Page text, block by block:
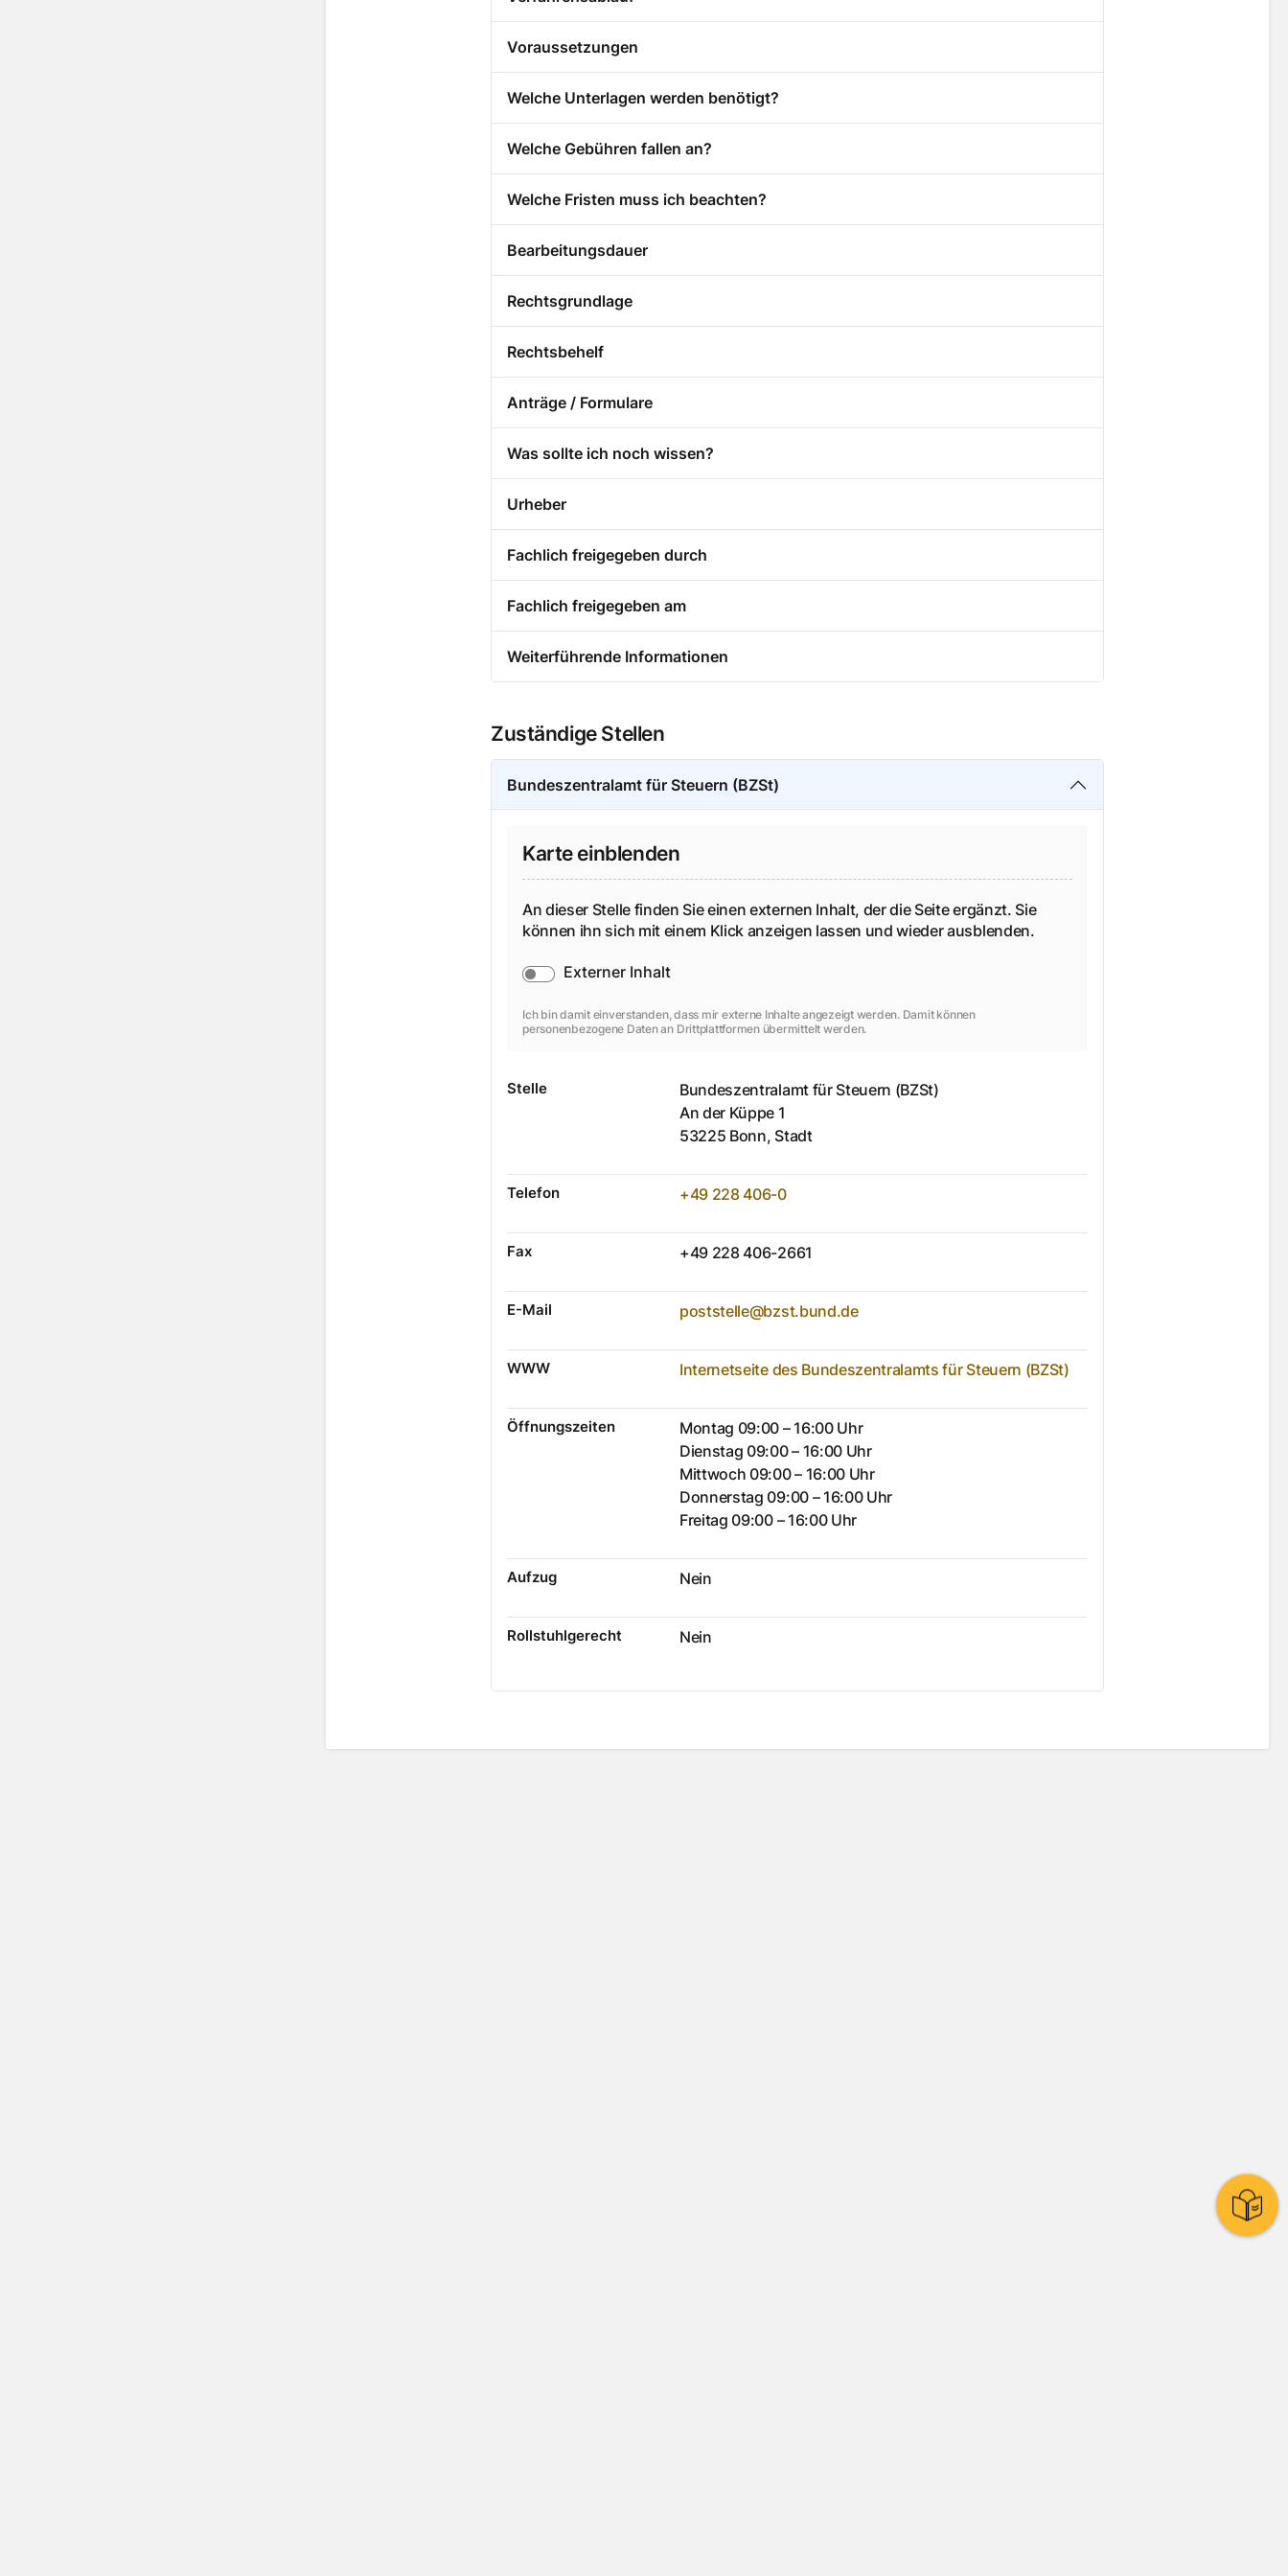
Voraussetzungen
Welche Unterlagen werden benötigt?
Welche Gebühren fallen an?
Welche Fristen muss ich beachten?
Bearbeitungsdauer
Rechtsgrundlage
Rechtsbehelf
Anträge / Formulare
Was sollte ich noch wissen?
Urheber
Fachlich freigegeben durch
Fachlich freigegeben am
Weiterführende Informationen
Zuständige Stellen
Bundeszentralamt für Steuern (BZSt)
Karte einblenden
An dieser Stelle finden Sie einen externen Inhalt, der die Seite ergänzt. Sie
können ihn sich mit einem Klick anzeigen lassen und wieder ausblenden.
Externer Inhalt
Ich bin damit einverstanden, dass mir externe Inhalte angezeigt werden. Damit können
personenbezogene Daten an Drittplattformen übermittelt werden.
Stelle
Bundeszentralamt für Steuern (BZSt)
An der Küppe 1
53225 Bonn, Stadt
Telefon +49 228 406-0
Fax +49 228 406-2661
E-Mail poststelle@bzst.bund.de
WWW Internetseite des Bundeszentralamts für Steuern (BZSt)
Öffnungszeiten
Montag 09:00 – 16:00 Uhr
Dienstag 09:00 – 16:00 Uhr
Mittwoch 09:00 – 16:00 Uhr
Donnerstag 09:00 – 16:00 Uhr
Freitag 09:00 – 16:00 Uhr
Aufzug Nein
Rollstuhlgerecht Nein